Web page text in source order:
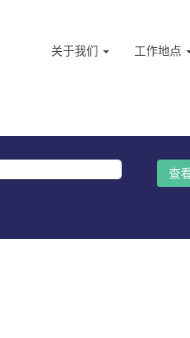
关于我们 工作地点